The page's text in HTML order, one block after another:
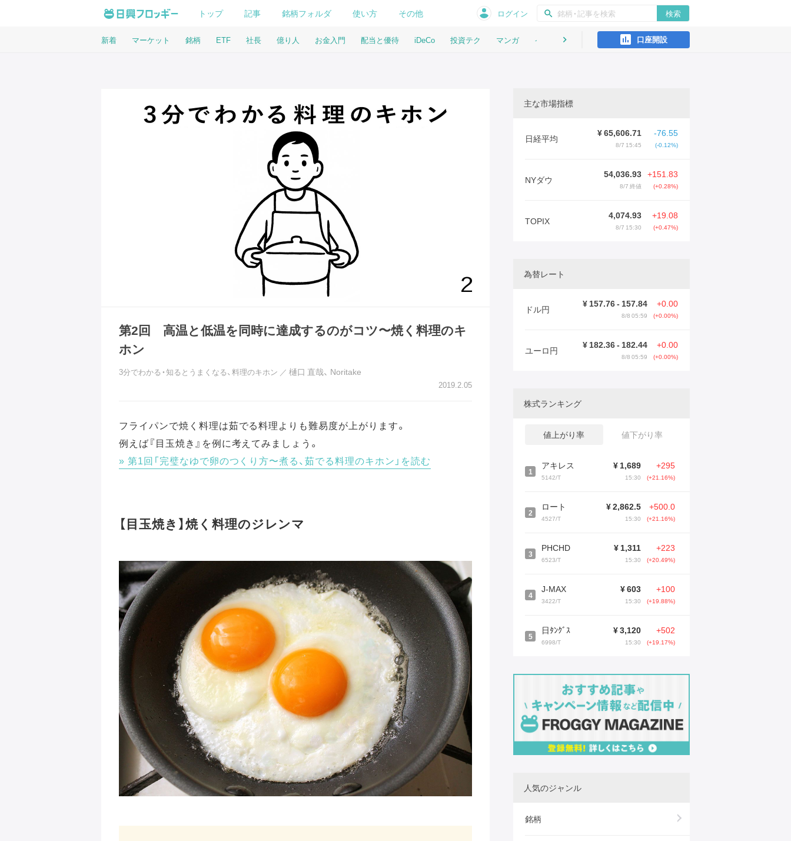
トップ 記事 銘柄フォルダ 使い方 その他 ログイン search 検索
新着 マーケット 銘柄 ETF 社長 億り人 お金入門 配当と優待 iDeCo 投資テク マンガ インタビュー
keyboard_arrow_right 口座開設
第2回 高温と低温を同時に達成するのがコツ〜焼く料理のキ
ホン
3分でわかる・知るとうまくなる、料理のキホン ／ 樋口 直哉、 Noritake
2019.2.05
フライパンで焼く料理は茹でる料理よりも難易度が上がります。
例えば『目玉焼き』を例に考えてみましょう。
第1回「完璧なゆで卵のつくり方〜煮る、茹でる料理のキホン」を読む
【目玉焼き】焼く料理のジレンマ
主な市場指標
日経平均 ¥65,606.71
8/7 15:45
-76.55
(-0.12%)
NYダウ 54,036.93
8/7 終値
+151.83
(+0.28%)
TOPIX 4,074.93
8/7 15:30
+19.08
(+0.47%)
為替レート
ドル円 ¥157.76- 157.84
8/8 05:59
+0.00
(+0.00%)
ユーロ円 ¥182.36- 182.44
8/8 05:59
+0.00
(+0.00%)
株式ランキング
値上がり率 値下がり率
1
アキレス
5142/T
¥1,689
15:30
+295
(+21.16%)
2
ロート
4527/T
¥2,862.5
15:30
+500.0
(+21.16%)
3
PHCHD
6523/T
¥1,311
15:30
+223
(+20.49%)
4
J-MAX
3422/T
¥603
15:30
+100
(+19.88%)
5
日ﾀﾝｸﾞｽ
6998/T
¥3,120
15:30
+502
(+19.17%)
人気のジャンル
銘柄